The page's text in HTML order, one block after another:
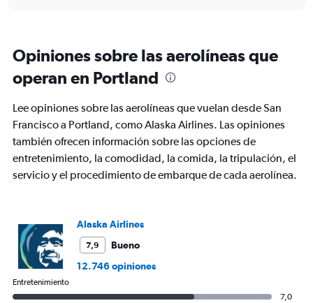
Opiniones sobre las aerolíneas que
operan en Portland
Lee opiniones sobre las aerolíneas que vuelan desde San
Francisco a Portland, como Alaska Airlines. Las opiniones
también ofrecen información sobre las opciones de
entretenimiento, la comodidad, la comida, la tripulación, el
servicio y el procedimiento de embarque de cada aerolínea.
Alaska Airlines
7,9
Bueno
12.746 opiniones
Entretenimiento
7,0